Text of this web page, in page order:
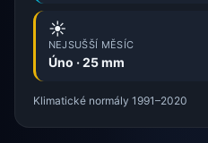
☀️
NEJSUŠŠÍ MĚSÍC
Úno · 25 mm
Klimatické normály 1991–2020